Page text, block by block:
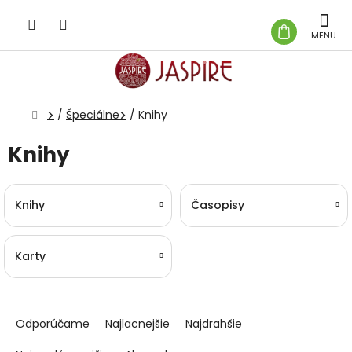
obsah
KOŠÍK
Domov
/ Špeciálne / Knihy
Knihy
Knihy Časopisy
Karty
aOdporúčame Najlacnejšie
Najdrahšie